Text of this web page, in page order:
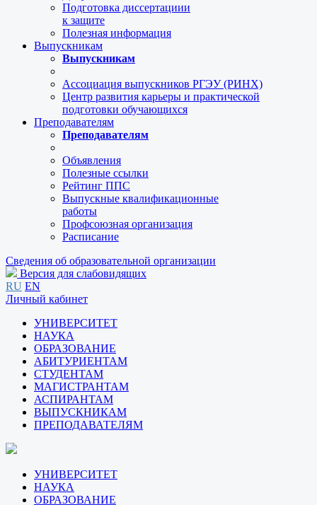
Подготовка диссертациии
к защите
Полезная информация
Выпускникам
Выпускникам
Ассоциация выпускников РГЭУ (РИНХ)
Центр развития карьеры и практической
подготовки обучающихся
Преподавателям
Преподавателям
Объявления
Полезные ссылки
Рейтинг ППС
Выпускные квалификационные
работы
Профсоюзная организация
Расписание
Сведения об образовательной организации
Версия для слабовидящих
RU EN
Личный кабинет
УНИВЕРСИТЕТ
НАУКА
ОБРАЗОВАНИЕ
АБИТУРИЕНТАМ
СТУДЕНТАМ
МАГИСТРАНТАМ
АСПИРАНТАМ
ВЫПУСКНИКАМ
ПРЕПОДАВАТЕЛЯМ
УНИВЕРСИТЕТ
НАУКА
ОБРАЗОВАНИЕ